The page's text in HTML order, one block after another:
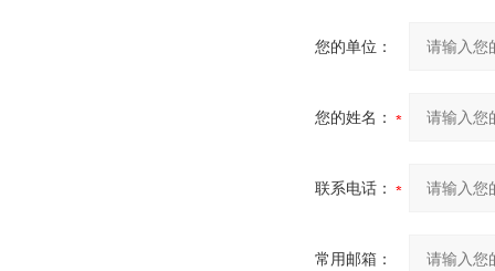
您的单位：
您的姓名：
联系电话：
常用邮箱：